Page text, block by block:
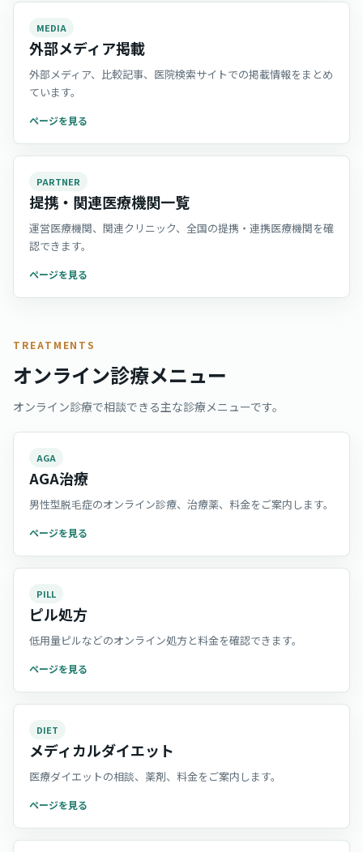
MEDIA
外部メディア掲載
外部メディア、比較記事、医院検索サイトでの掲載情報をまとめ
ています。
ページを見る
PARTNER
提携・関連医療機関一覧
運営医療機関、関連クリニック、全国の提携・連携医療機関を確
認できます。
ページを見る
TREATMENTS
オンライン診療メニュー
オンライン診療で相談できる主な診療メニューです。
AGA
AGA治療
男性型脱毛症のオンライン診療、治療薬、料金をご案内します。
ページを見る
PILL
ピル処方
低用量ピルなどのオンライン処方と料金を確認できます。
ページを見る
DIET
メディカルダイエット
医療ダイエットの相談、薬剤、料金をご案内します。
ページを見る